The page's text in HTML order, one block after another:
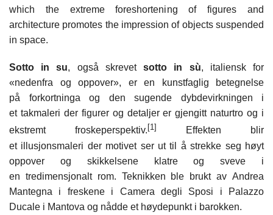
which the extreme foreshortening of figures and
architecture promotes the impression of objects suspended
in space.
Sotto in su, også skrevetsotto in sù, italiensk for
«nedenfra og oppover», er en kunstfaglig betegnelse
på forkortninga og den sugende dybdevirkningen i
et takmaleri der figurer og detaljer er gjengitt naturtro og i
ekstremt froskeperspektiv. [1]
Effekten blir
et illusjonsmaleri der motivet ser ut til å strekke seg høyt
oppover og skikkelsene klatre og sveve i
en tredimensjonalt rom. Teknikken ble brukt av Andrea
Mantegna i freskene i Camera degli Sposi i Palazzo
Ducale i Mantova og nådde et høydepunkt i barokken.